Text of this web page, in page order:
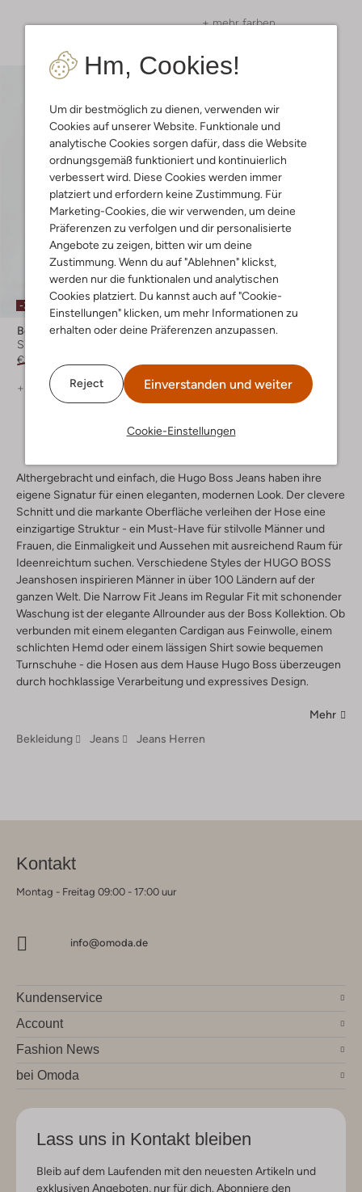
Hm, Cookies!
Um dir bestmöglich zu dienen, verwenden wir
Cookies auf unserer Website. Funktionale und
analytische Cookies sorgen dafür, dass die Website
ordnungsgemäß funktioniert und kontinuierlich
verbessert wird. Diese Cookies werden immer
platziert und erfordern keine Zustimmung. Für
Marketing-Cookies, die wir verwenden, um deine
Präferenzen zu verfolgen und dir personalisierte
Angebote zu zeigen, bitten wir um deine
Zustimmung. Wenn du auf "Ablehnen" klickst,
werden nur die funktionalen und analytischen
Cookies platziert. Du kannst auch auf "Cookie-
Einstellungen" klicken, um mehr Informationen zu
erhalten oder deine Präferenzen anzupassen.
Reject Einverstanden und weiter
Cookie-Einstellungen
+ mehr farben
-30%
Boss Black
Slim Fit Jeans
€ 159,95
+ mehr farben
Althergebracht und einfach, die Hugo Boss Jeans haben ihre
eigene Signatur für einen eleganten, modernen Look. Der clevere
Schnitt und die markante Oberfläche verleihen der Hose eine
einzigartige Struktur - ein Must-Have für stilvolle Männer und
Frauen, die Einmaligkeit und Aussehen mit ausreichend Raum für
Ideenreichtum suchen. Verschiedene Styles der HUGO BOSS
Jeanshosen inspirieren Männer in über 100 Ländern auf der
ganzen Welt. Die Narrow Fit Jeans im Regular Fit mit schonender
Waschung ist der elegante Allrounder aus der Boss Kollektion. Ob
verbunden mit einem eleganten Cardigan aus Feinwolle, einem
schlichten Hemd oder einem lässigen Shirt sowie bequemen
Turnschuhe - die Hosen aus dem Hause Hugo Boss überzeugen
durch hochklassige Verarbeitung und expressives Design.
Mehr
Bekleidung
Jeans Jeans Herren
Kontakt
Montag - Freitag 09:00 - 17:00 uur
info@omoda.de
Kundenservice
Account
Fashion News
bei Omoda
Lass uns in Kontakt bleiben
Bleib auf dem Laufenden mit den neuesten Artikeln und
exklusiven Angeboten, nur für dich. Abonniere den